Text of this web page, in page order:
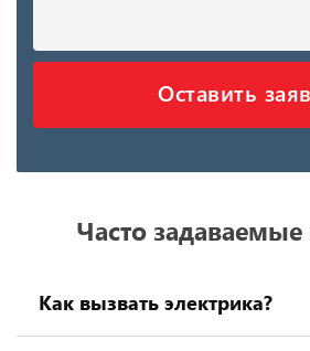
Оставить
Часто
Как вызвать электрика?